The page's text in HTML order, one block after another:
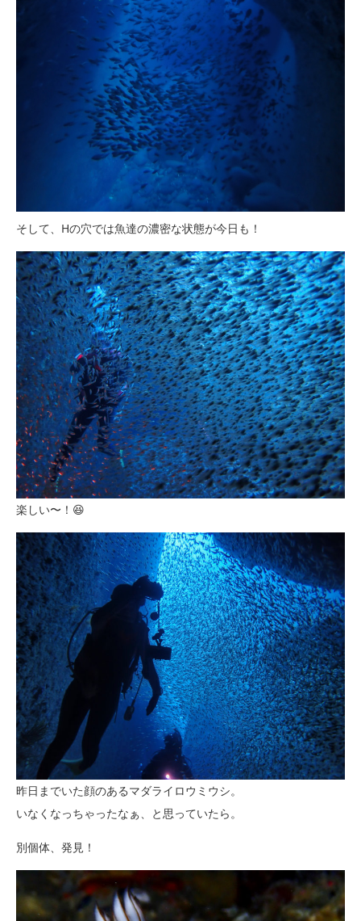
そして、Hの穴では魚達の濃密な状態が今日も！
楽しい〜！😆
昨日までいた顔のあるマダライロウミウシ。
いなくなっちゃったなぁ、と思っていたら。
別個体、発見！